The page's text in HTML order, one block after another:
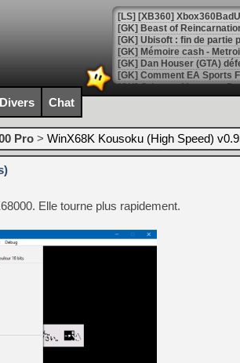
[GK] Beast of
[GK] Ubisoft : fin de partie
[GK] Mémoire cash -
[GK] Dan Houser (GTA)
[GK] Comment EA Sports
[GK] Crimson Moon : un
[GK] Isle of Reveries : le
[GK] Moonlighter 2 : The
[GK] Capcom relance
[Mo5] Deux inédits du
[GK] Le beat'em up The
[GK] Endless Legend 2 :
[LS] [PS5] Le WebKit
[GK] Oubliez Crazy Taxi,
[LS] [Switch] NSZ 5.0.0
Divers Chat
Pro > WinX68K Kousoku (High Speed)
Elle tourne plus rapidement.